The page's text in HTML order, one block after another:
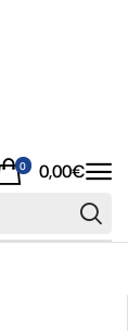
0 0,00€